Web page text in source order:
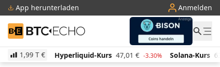
App herunterladen Anmelden
BTC-ECHO
1,99 T €
Kurs 47,01 € -3.30% Solana-Kurs 63,86 € 1.10% TRON-